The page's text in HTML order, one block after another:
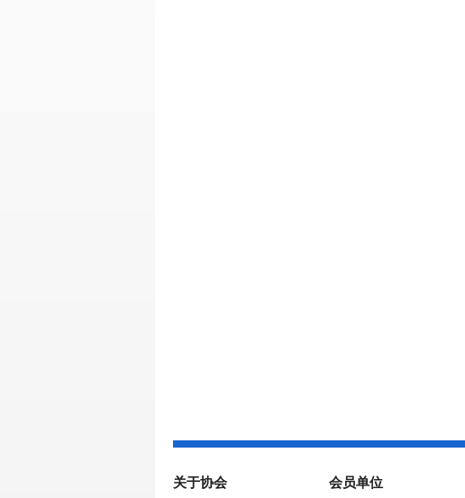
关于协会 会员单位